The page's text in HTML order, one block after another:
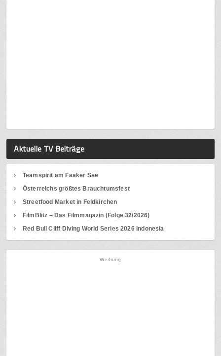
Aktuelle TV Beiträge
Teamspirit am Faaker See
Österreichs größtes Brauchtumsfest
Streetfood Market in Feldkirchen
FilmBlitz – Das Filmmagazin (Folge 32/2026)
Red Bull Cliff Diving World Series 2026 Indonesia
Werbung